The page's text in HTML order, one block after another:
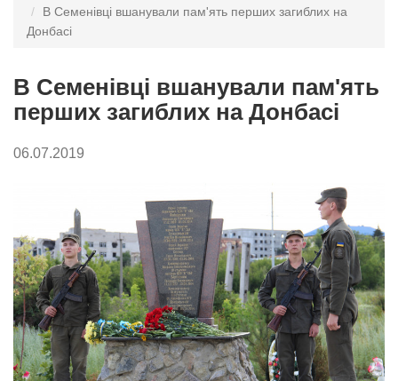
В Семенівці вшанували пам'ять перших загиблих на
Донбасі
В Семенівці вшанували пам'ять
перших загиблих на Донбасі
06.07.2019